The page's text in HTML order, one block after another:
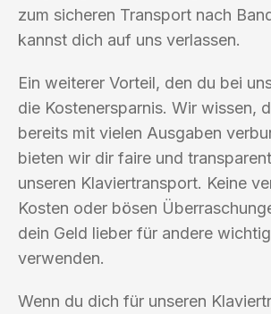
zum sicheren Transport nach
kannst dich auf uns verlassen.
Ein weiterer Vorteil, den du bei
die Kostenersparnis. Wir wissen,
bereits mit vielen Ausgaben
bieten wir dir faire und
unseren Klaviertransport. Keine
Kosten oder bösen
dein Geld lieber für andere
verwenden.
Wenn du dich für unseren